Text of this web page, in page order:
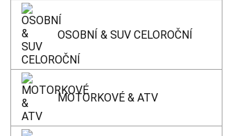
OSOBNÍ & SUV CELOROČNÍ
MOTORKOVÉ & ATV